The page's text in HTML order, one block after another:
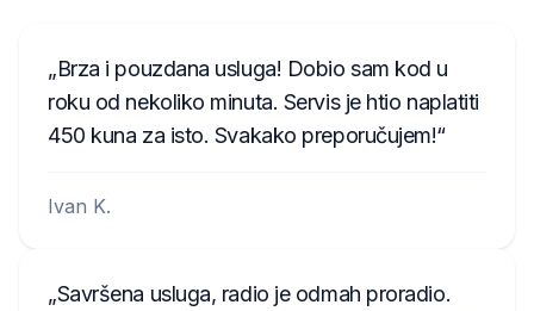
Brza i pouzdana usluga! Dobio sam kod u
roku od nekoliko minuta. Servis je htio naplatiti
450 kuna za isto. Svakako preporučujem!
Ivan K.
Savršena usluga, radio je odmah proradio.